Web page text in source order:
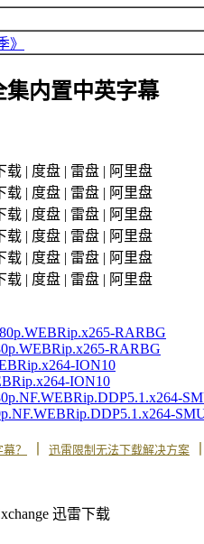
》
内置中英字幕
载 | 度盘 | 雷盘 | 阿里盘
载 | 度盘 | 雷盘 | 阿里盘
载 | 度盘 | 雷盘 | 阿里盘
载 | 度盘 | 雷盘 | 阿里盘
载 | 度盘 | 雷盘 | 阿里盘
载 | 度盘 | 雷盘 | 阿里盘
RARBG
RARBG
ION10
ION10
？ 迅雷限制无法下载解决方案